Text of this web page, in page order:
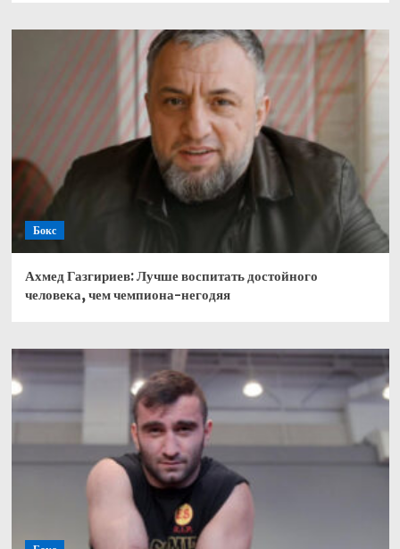
Бокс
Ахмед Газгириев: Лучше воспитать достойного
человека, чем чемпиона-негодяя